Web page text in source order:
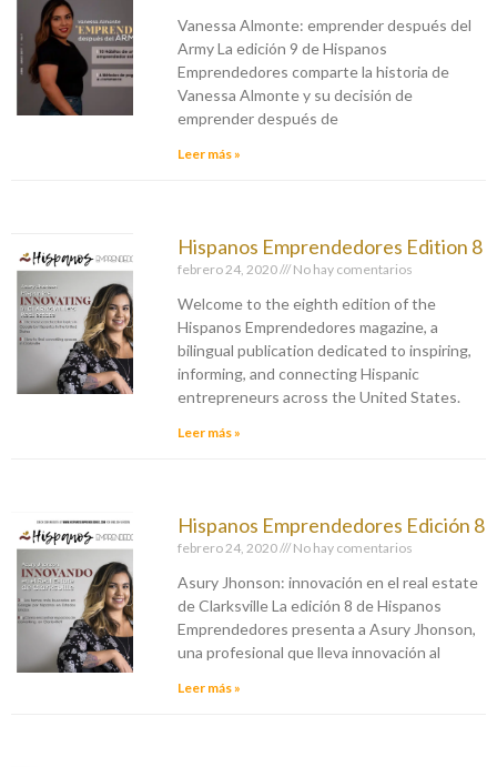
Vanessa Almonte: emprender después del
Army La edición 9 de Hispanos
Emprendedores comparte la historia de
Vanessa Almonte y su decisión de
emprender después de
Leer más »
Hispanos Emprendedores Edition 8
febrero 24, 2020 No hay comentarios
Welcome to the eighth edition of the
Hispanos Emprendedores magazine, a
bilingual publication dedicated to inspiring,
informing, and connecting Hispanic
entrepreneurs across the United States.
Leer más »
Hispanos Emprendedores Edición 8
febrero 24, 2020 No hay comentarios
Asury Jhonson: innovación en el real estate
de Clarksville La edición 8 de Hispanos
Emprendedores presenta a Asury Jhonson,
una profesional que lleva innovación al
Leer más »